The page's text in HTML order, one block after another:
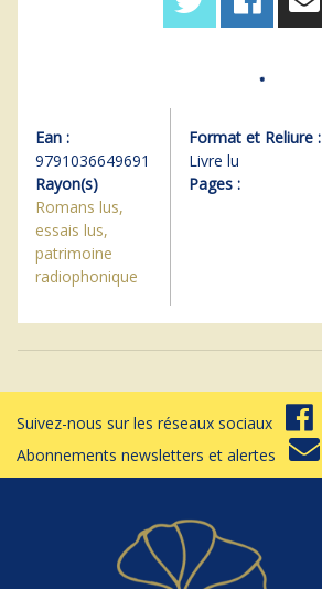
Ean :
9791036649691
Rayon(s)
Romans lus,
essais lus,
patrimoine
radiophonique
Format et Reliure :
Livre lu
Pages :
Suivez-nous sur les réseaux sociaux
Abonnements newsletters et alertes